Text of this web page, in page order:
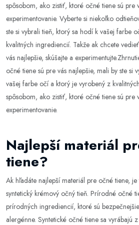
spôsobom, ako zistiť, ktoré očné tiene sú pre
experimentovanie. Vyberte si niekoľko
ste si vybrali tieň, ktorý sa hodí k vašej farbe
kvalitných ingrediencií. Takže ak chcete
vás najlepšie, skúšajte a
očné tiene sú pre vás najlepšie, mali by ste si
vašej farbe očí a ktorý je vyrobený z
spôsobom, ako zistiť, ktoré očné tiene sú pre
experimentovanie.
Najlepší materiál
tiene?
Ak hľadáte najlepší materiál pre očné tiene,
syntetický krémový očný tieň. Prírodné očné
prírodných ingrediencií, ktoré sú
alergénne. Syntetické očné tiene sa vyrábajú